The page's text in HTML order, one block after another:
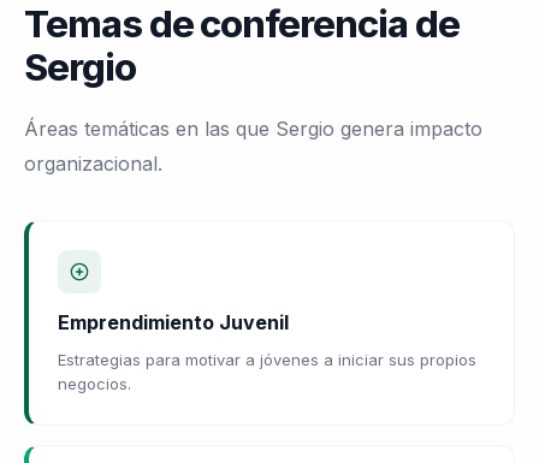
Temas de conferencia de
Sergio
Áreas temáticas en las que Sergio genera impacto
organizacional.
Emprendimiento Juvenil
Estrategias para motivar a jóvenes a iniciar sus propios
negocios.